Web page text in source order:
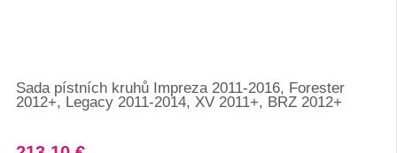
Sada pístních kruhů Impreza 2011-2016, Forester
2012+, Legacy 2011-2014, XV 2011+, BRZ 2012+